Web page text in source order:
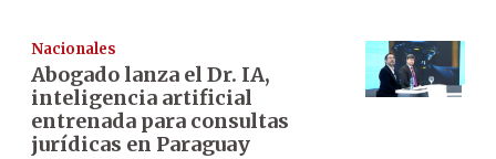
Nacionales
Abogado lanza el Dr. IA,
inteligencia artificial
entrenada para consultas
jurídicas en Paraguay